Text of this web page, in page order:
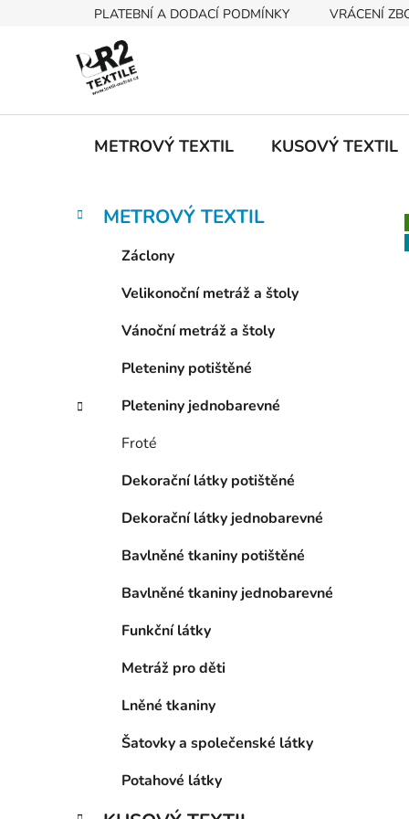
PLATEBNÍ A DODACÍ PODMÍNKY VRÁCENÍ
METROVÝ TEXTIL KUSOVÝ TEXTIL
P
í
p
Přeskočit
kategorie
K
a
METROVÝ TEXTIL
Záclony
Velikonoční metráž a štoly
Vánoční metráž a štoly
Pleteniny potištěné
Pleteniny jednobarevné
Froté
Dekorační látky potištěné
Dekorační látky jednobarevné
Bavlněné tkaniny potištěné
Bavlněné tkaniny jednobarevné
Funkční látky
Metráž pro děti
Lněné tkaniny
Šatovky a společenské látky
Potahové látky